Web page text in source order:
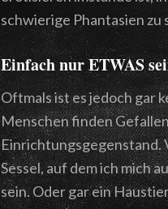
schwierige Phantasien zu
Einfach nur ETWAS
Oftmals ist es jedoch gar
Menschen finden
Einrichtungsgegenstand.
Sessel, auf dem ich mich
sein. Oder gar ein